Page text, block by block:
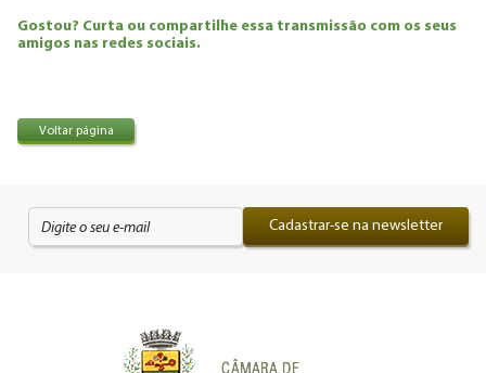
Gostou? Curta ou compartilhe essa transmissão com os seus
amigos nas redes sociais.
Voltar página
Cadastrar-se na newsletter